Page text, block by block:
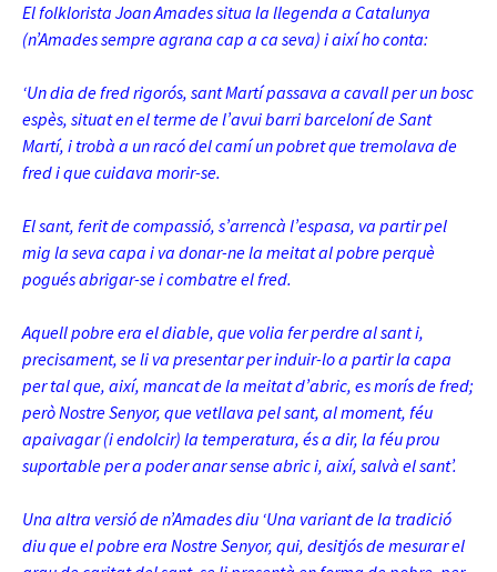
El folklorista Joan Amades situa la llegenda a Catalunya
(n’Amades sempre agrana cap a ca seva) i així ho conta:
‘Un dia de fred rigorós, sant Martí passava a cavall per un bosc
espès, situat en el terme de l’avui barri barceloní de Sant
Martí, i trobà a un racó del camí un pobret que tremolava de
fred i que cuidava morir-se.
El sant, ferit de compassió, s’arrencà l’espasa, va partir pel
mig la seva capa i va donar-ne la meitat al pobre perquè
pogués abrigar-se i combatre el fred.
Aquell pobre era el diable, que volia fer perdre al sant i,
precisament, se li va presentar per induir-lo a partir la capa
per tal que, així, mancat de la meitat d’abric, es morís de fred;
però Nostre Senyor, que vetllava pel sant, al moment, féu
apaivagar (i endolcir) la temperatura, és a dir, la féu prou
suportable per a poder anar sense abric i, així, salvà el sant’.
Una altra versió de n’Amades diu ‘Una variant de la tradició
diu que el pobre era Nostre Senyor, qui, desitjós de mesurar el